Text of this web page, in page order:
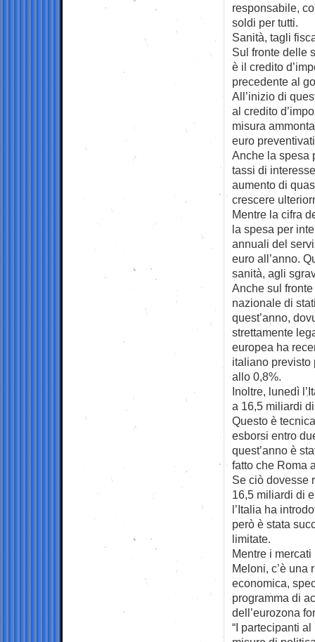
responsabile,
soldi per tutti.
Sanità, tagli
Sul fronte delle
è il credito
precedente al
All’inizio di
al credito
misura
euro
Anche la spesa
tassi di
aumento di
crescere
Mentre la cifra
la spesa per
annuali del
euro all’anno.
sanità, agli
Anche sul
nazionale di
quest’anno,
strettamente
europea ha
italiano previsto
allo 0,8%.
Inoltre, lunedì
a 16,5 miliardi
Questo è
esborsi entro
quest’anno è
fatto che Roma
Se ciò dovesse
16,5 miliardi di
l’Italia ha
però è stata
limitate.
Mentre i
Meloni, c’è una
economica,
programma di
dell’eurozona
“I partecipanti